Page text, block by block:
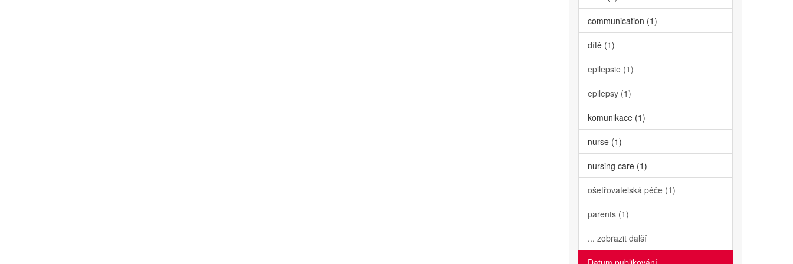
communication (1)
dítě (1)
epilepsie (1)
epilepsy (1)
komunikace (1)
nurse (1)
nursing care (1)
ošetřovatelská péče (1)
parents (1)
... zobrazit další